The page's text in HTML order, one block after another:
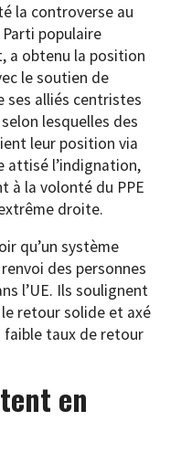
la controverse au
populaire
a obtenu la position
le soutien de
alliés centristes
lesquelles des
leur position via
attisé l’indignation,
à la volonté du PPE
droite.
qu’un système
des personnes
l’UE. Ils soulignent
retour solide et axé
faible taux de retour
en